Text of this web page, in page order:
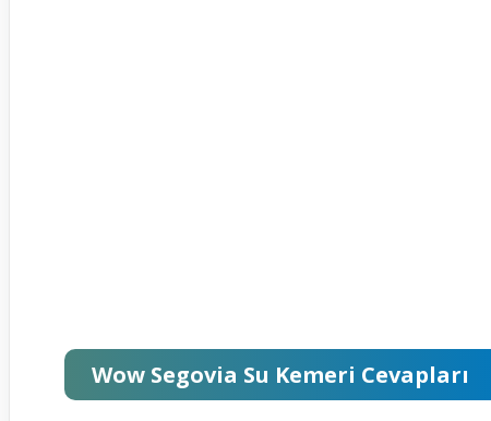
Wow Segovia Su Kemeri Cevapları